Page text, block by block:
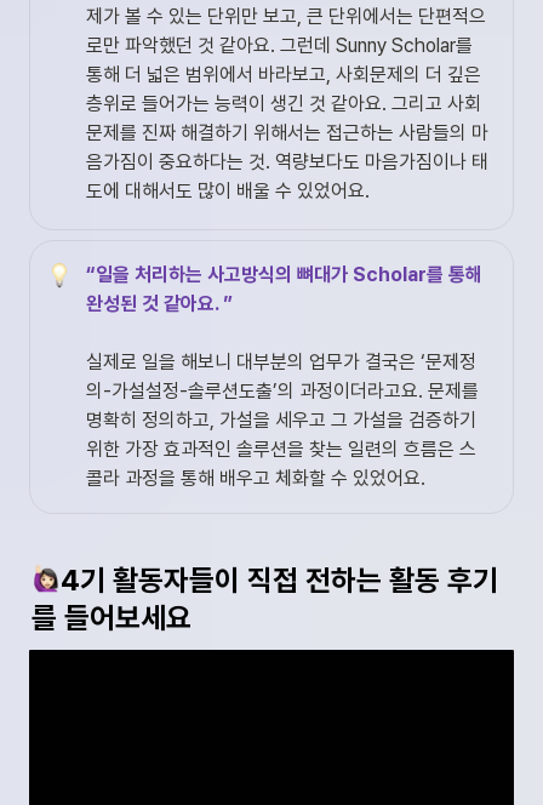
제가 볼 수 있는 단위만 보고, 큰 단위에서는 단편적으
로만 파악했던 것 같아요. 그런데 Sunny Scholar를
통해 더 넓은 범위에서 바라보고, 사회문제의 더 깊은
층위로 들어가는 능력이 생긴 것 같아요. 그리고 사회
문제를 진짜 해결하기 위해서는 접근하는 사람들의 마
음가짐이 중요하다는 것. 역량보다도 마음가짐이나 태
도에 대해서도 많이 배울 수 있었어요.
“일을 처리하는 사고방식의 뼈대가 Scholar를 통해
완성된 것 같아요. ”
실제로 일을 해보니 대부분의 업무가 결국은 ‘문제정
의-가설설정-솔루션도출’의 과정이더라고요. 문제를
명확히 정의하고, 가설을 세우고 그 가설을 검증하기
위한 가장 효과적인 솔루션을 찾는 일련의 흐름은 스
콜라 과정을 통해 배우고 체화할 수 있었어요.
4기 활동자들이 직접 전하는 활동 후기
를 들어보세요